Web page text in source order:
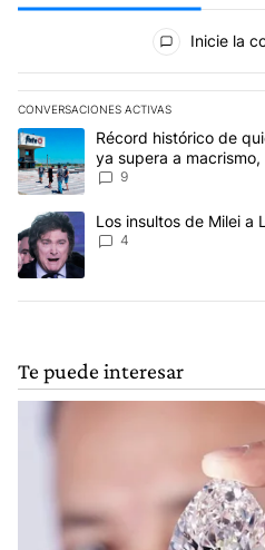
Todos los comentarios
Inicie la
CONVERSACIONES ACTIVAS
Este listado muestra los artículos
Un artículo de tendencia con el
Récord histórico de
ya supera a
9
Un artículo de tendencia con el
Los insultos de Milei a
4